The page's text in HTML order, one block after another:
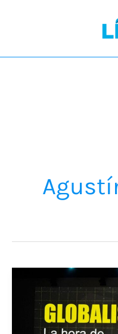
Laje
presentó
en